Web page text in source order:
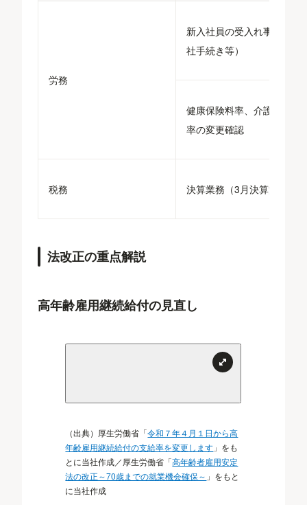
労務
新入社員の受入れ事務（入
社手続き等）
健康保険料率、介護保険料
率の変更確認
税務 決算業務（3月決算法人）
法改正の重点解説
高年齢雇用継続給付の見直し
（出典）厚生労働省「令和７年４月１日から高
年齢雇用継続給付の支給率を変更します 」をも
とに当社作成／厚生労働省「高年齢者雇用安定
法の改正～70歳までの就業機会確保～ 」をもと
に当社作成